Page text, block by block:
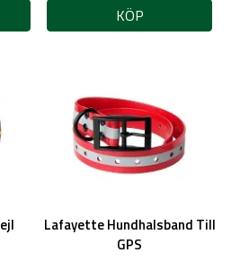
KÖP
Lafayette Hundhalsband Till
GPS